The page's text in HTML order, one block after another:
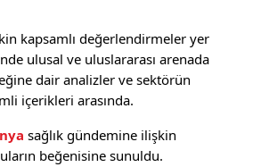
kapsamlı değerlendirmeler yer
ulusal ve uluslararası arenada
dair analizler ve sektörün
içerikleri arasında.
sağlık gündemine ilişkin
beğenisine sunuldu.